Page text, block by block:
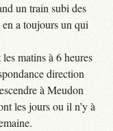
un train subi des
a toujours un qui
matins à 6 heures
direction
à Meudon
les jours ou il n’y à